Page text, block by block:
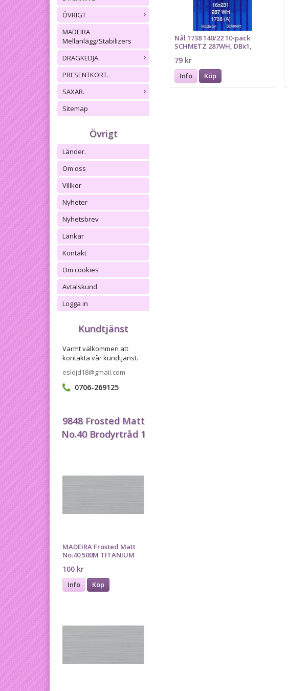
ÖVRIGT
MADEIRA
Mellanlägg/Stabilizers
DRAGKEDJA
PRESENTKORT.
SAXAR.
Sitemap
Övrigt
Länder.
Om oss
Villkor
Nyheter
Nyhetsbrev
Länkar
Kontakt
Om cookies
Avtalskund
Logga in
Kundtjänst
Varmt välkommen att
kontakta vår kundtjänst.
eslojd18@gmail.com
0706-269125
9848 Frosted Matt
No.40 Brodyrtråd 1
MADEIRA Frosted Matt
No.40 500M TITANIUM
100 kr
Info Köp
Nål 1738 140/22 10-pack
SCHMETZ 287WH, DBx1,
79 kr
Info Köp